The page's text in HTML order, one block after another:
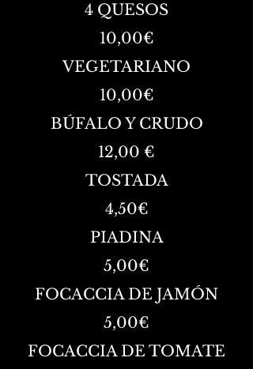
4 QUESOS
10,00€
VEGETARIANO
10,00€
BÚFALO Y CRUDO
12,00 €
TOSTADA
4,50€
PIADINA
5,00€
FOCACCIA DE JAMÓN
5,00€
FOCACCIA DE TOMATE